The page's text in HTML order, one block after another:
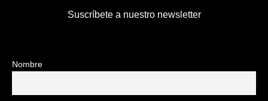
Suscríbete a nuestro newsletter
Nombre